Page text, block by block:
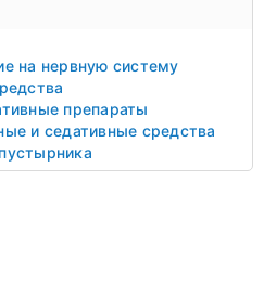
на нервную систему
препараты
и седативные средства